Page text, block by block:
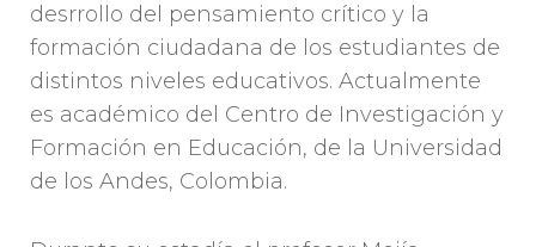
desrrollo del pensamiento crítico y la
formación ciudadana de los estudiantes de
distintos niveles educativos. Actualmente
es académico del Centro de Investigación y
Formación en Educación, de la Universidad
de los Andes, Colombia.